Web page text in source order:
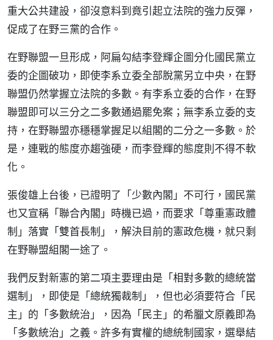
重大公共建設，卻沒意料到竟引起立法院的強力反彈，
促成了在野三黨的合作。
在野聯盟一旦形成，阿扁勾結李登輝企圖分化國民黨立
委的企圖破功，即使李系立委全部脫黨另立中央，在野
聯盟仍然掌握立法院的多數。有李系立委的合作，在野
聯盟即可以三分之二多數通過罷免案；無李系立委的支
持，在野聯盟亦穩穩掌握足以組閣的二分之一多數。於
是，連戰的態度亦趨強硬，而李登輝的態度則不得不軟
化。
張俊雄上台後，已證明了「少數內閣」不可行，國民黨
也又宣稱「聯合內閣」時機已過，而要求「尊重憲政體
制」落實「雙首長制」，解決目前的憲政危機，就只剩
在野聯盟組閣一途了。
我們反對新憲的第二項主要理由是「相對多數的總統當
選制」，即使是「總統獨裁制」，但也必須要符合「民
主」的「多數統治」，因為「民主」的希臘文原義即為
「多數統治」之義。許多有實權的總統制國家，選舉結